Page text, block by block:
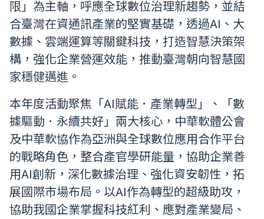
限」為主軸，呼應全球數位治理新趨勢，並結
合臺灣在資通訊產業的堅實基礎，透過AI、大
數據、雲端運算等關鍵科技，打造智慧決策架
構，強化企業營運效能，推動臺灣朝向智慧國
家穩健邁進。
本年度活動聚焦「AI賦能．產業轉型」、「數
據驅動．永續共好」兩大核心，中華軟體公會
及中華軟協作為亞洲與全球數位應用合作平台
的戰略角色，整合產官學研能量，協助企業善
用AI創新，深化數據治理、強化資安韌性，拓
展國際市場布局。以AI作為轉型的超級助攻，
協助我國企業掌握科技紅利、應對產業變局、